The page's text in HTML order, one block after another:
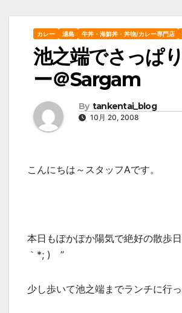
カレー 湯島 牛丼・海鮮丼・丼物/カレー専門店
池之端でさっぱ
ー＠Sargam
By tankentai_blog
10月 20, 2008
こんにちは～スタッフAです。
本日もぽかぽか陽気で絶好の散歩
｀*; )ゝ”
少し歩いて池之端までランチに行